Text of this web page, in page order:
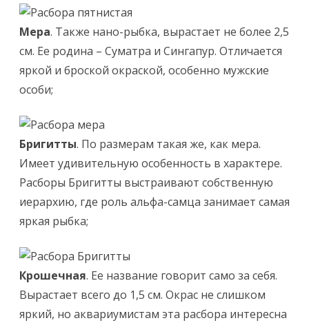
Мера. Также нано-рыбка, вырастает не более 2,5
см. Ее родина – Суматра и Сингапур. Отличается
яркой и броской окраской, особенно мужские
особи;
Бригитты. По размерам такая же, как мера.
Имеет удивительную особенность в характере.
Расборы Бригитты выстраивают собственную
иерархию, где роль альфа-самца занимает самая
яркая рыбка;
Крошечная. Ее название говорит само за себя.
Вырастает всего до 1,5 см. Окрас не слишком
яркий, но аквариумистам эта расбора интересна